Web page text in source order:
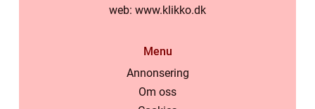
web: www.klikko.dk
Menu
Annonsering
Om oss